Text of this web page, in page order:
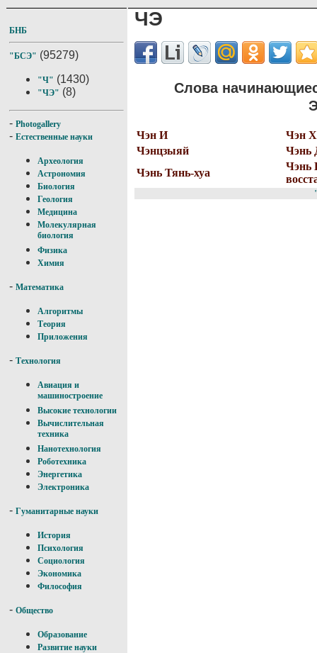
БНБ
"БСЭ" (95279)
"Ч" (1430)
"ЧЭ" (8)
- Photogallery
- Естественные науки
Археология
Астрономия
Биология
Геология
Медицина
Молекулярная
биология
Физика
Химия
- Математика
Алгоритмы
Теория
Приложения
- Технология
Авиация и
машиностроение
Высокие технологии
Вычислительная
техника
Нанотехнология
Роботехника
Энергетика
Электроника
- Гуманитарные науки
История
Психология
Социология
Экономика
Философия
- Общество
Образование
Развитие науки
ЧЭ
Слова
Чэн И
Чэн
Чэнцзыяй
Чэнь
Чэнь Тянь-хуа
Чэнь